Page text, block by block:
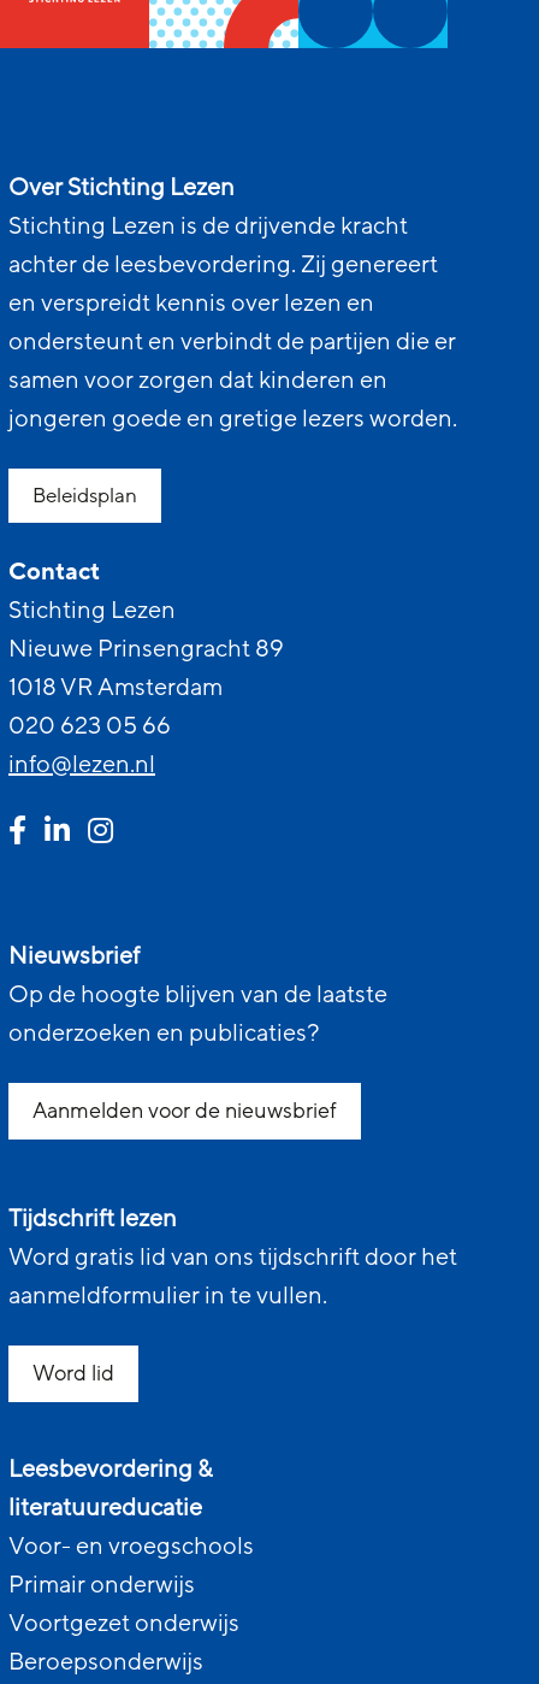
Over Stichting Lezen
Stichting Lezen is de drijvende kracht
achter de leesbevordering. Zij genereert
en verspreidt kennis over lezen en
ondersteunt en verbindt de partijen die er
samen voor zorgen dat kinderen en
jongeren goede en gretige lezers worden.
Beleidsplan
Contact
Stichting Lezen
Nieuwe Prinsengracht 89
1018 VR Amsterdam
020 623 05 66
info@lezen.nl
Nieuwsbrief
Op de hoogte blijven van de laatste
onderzoeken en publicaties?
Aanmelden voor de nieuwsbrief
Tijdschrift lezen
Word gratis lid van ons tijdschrift door het
aanmeldformulier in te vullen.
Word lid
Leesbevordering &
literatuureducatie
Voor- en vroegschools
Primair onderwijs
Voortgezet onderwijs
Beroepsonderwijs